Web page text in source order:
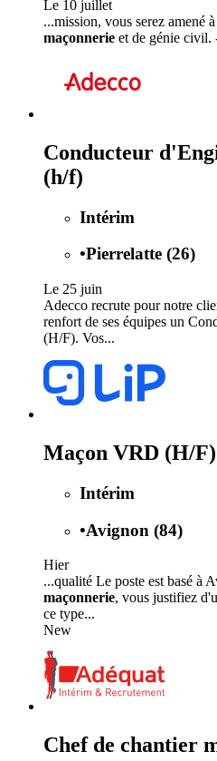
Le 10 juillet
...mission, vous serez amené
maçonnerie et de génie civil.
Conducteur
(h/f)
Intérim
•Pierrelatte (26)
Le 25 juin
Adecco recrute pour notre
renfort de ses équipes un
(H/F). Vos...
Maçon VRD (H/F)
Intérim
•Avignon (84)
Hier
...qualité Le poste est basé à
maçonnerie, vous justifiez
ce type...
New
Chef de chantier